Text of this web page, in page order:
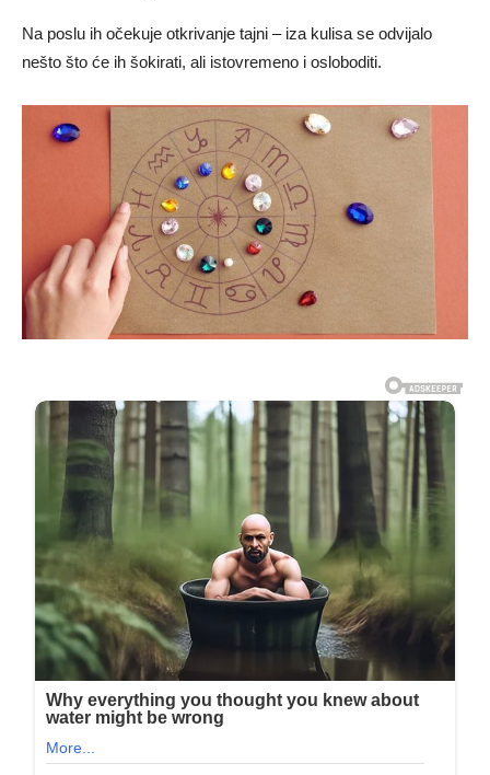
Na poslu ih očekuje otkrivanje tajni – iza kulisa se odvijalo
nešto što će ih šokirati, ali istovremeno i osloboditi.